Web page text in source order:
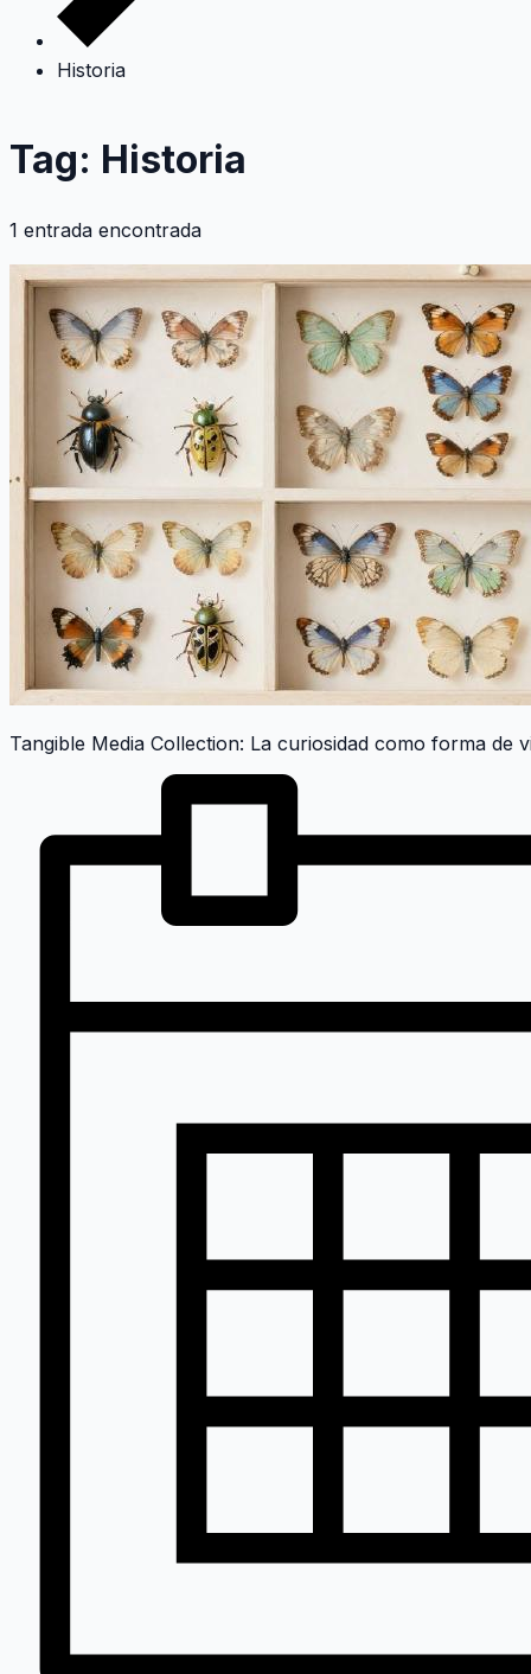
Historia
Tag: Historia
1 entrada encontrada
Tangible Media Collection: La curiosidad como forma de